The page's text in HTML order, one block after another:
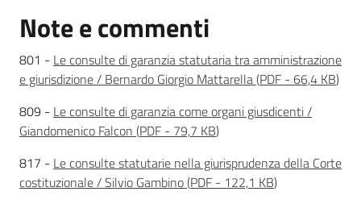
Note e commenti
801 - Le consulte di garanzia statutaria tra amministrazione
e giurisdizione / Bernardo Giorgio Mattarella(PDF - 66,4 KB)
809 - Le consulte di garanzia come organi giusdicenti /
Giandomenico Falcon (PDF - 79,7 KB)
817 - Le consulte statutarie nella giurisprudenza della Corte
costituzionale / Silvio Gambino(PDF - 122,1 KB)